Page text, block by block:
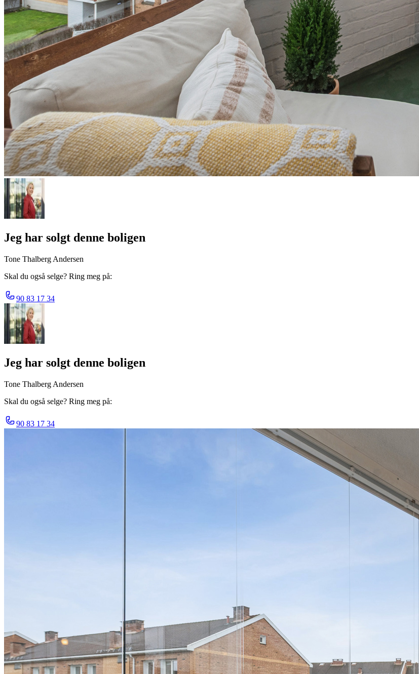
Jeg har solgt denne boligen
Tone Thalberg Andersen
Skal du også selge? Ring meg på:
90 83 17 34
Jeg har solgt denne boligen
Tone Thalberg Andersen
Skal du også selge? Ring meg på:
90 83 17 34